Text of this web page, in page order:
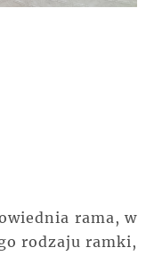
rama, w
rodzaju ramki,